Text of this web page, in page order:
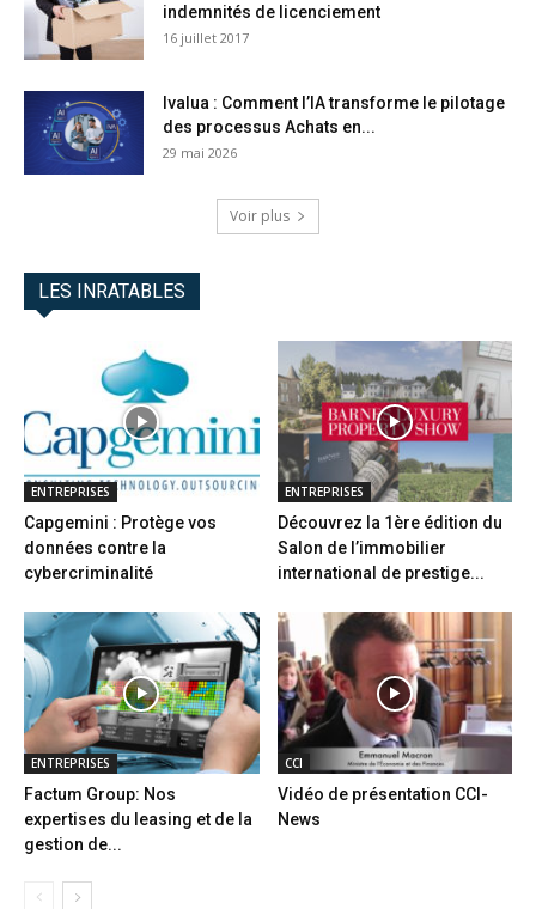
indemnités de licenciement
16 juillet 2017
Ivalua : Comment l’IA transforme le pilotage
des processus Achats en...
29 mai 2026
Voir plus
LES INRATABLES
ENTREPRISES
Capgemini : Protège vos
données contre la
cybercriminalité
ENTREPRISES
Découvrez la 1ère édition du
Salon de l’immobilier
international de prestige...
ENTREPRISES
Factum Group: Nos
expertises du leasing et de la
gestion de...
CCI
Vidéo de présentation CCI-
News